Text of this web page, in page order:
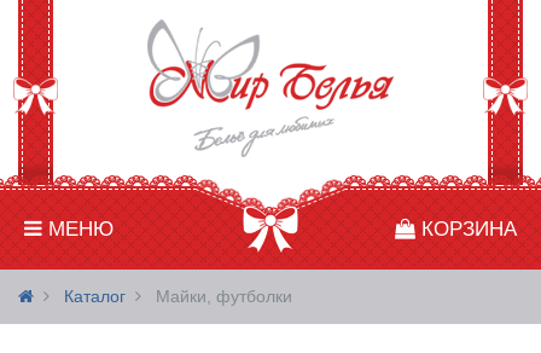
МЕНЮ КОРЗИНА
Каталог Майки, футболки